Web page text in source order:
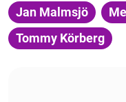
Jan Malmsjö
Tommy Körberg